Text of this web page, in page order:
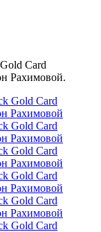
Card
Рахимовой.